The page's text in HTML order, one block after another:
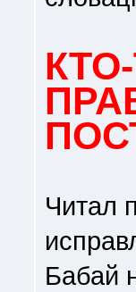
Читал
Бабай